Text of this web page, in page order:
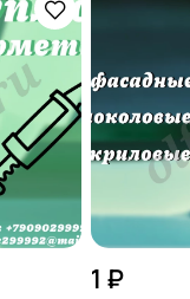
1 ₽